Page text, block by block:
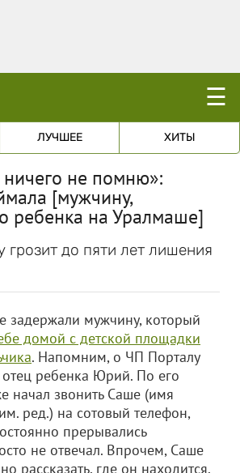
☰
ЛУЧШЕЕ ХИТЫ
не помню»:
[мужчину,
ребенка на Уралмаше]
до пяти лет лишения
задержали мужчину, который
домой с детcкой площадки
. Напомним, о ЧП Порталу
отец ребенка Юрий. По его
начал звонить Саше (имя
ред.) на сотовый телефон,
прерывались
не отвечал. Впрочем, Саше
рассказать, где он находится.